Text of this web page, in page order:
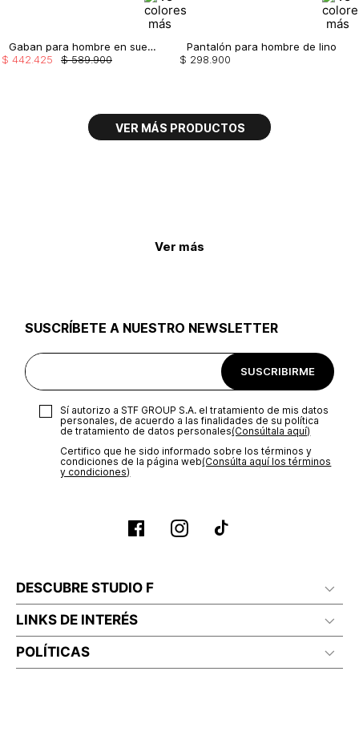
Gaban para hombre en suede
$ 589.900
$ 442.425
Pantalón para hombre de lino
$ 298.900
Ver más
SUSCRÍBETE A NUESTRO NEWSLETTER
SUSCRIBIRME
Sí autorizo a STF GROUP S.A. el tratamiento de mis datos
personales, de acuerdo a las finalidades de su política
de tratamiento de datos personales‎(Consúltala aquí)
Certifico que he sido informado sobre los términos y
condiciones de la página web‎(Consúlta aquí los términos
y condiciones)
DESCUBRE STUDIO F
LINKS DE INTERÉS
POLÍTICAS